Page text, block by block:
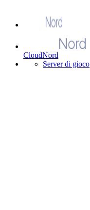
CloudNord
Server di gioco